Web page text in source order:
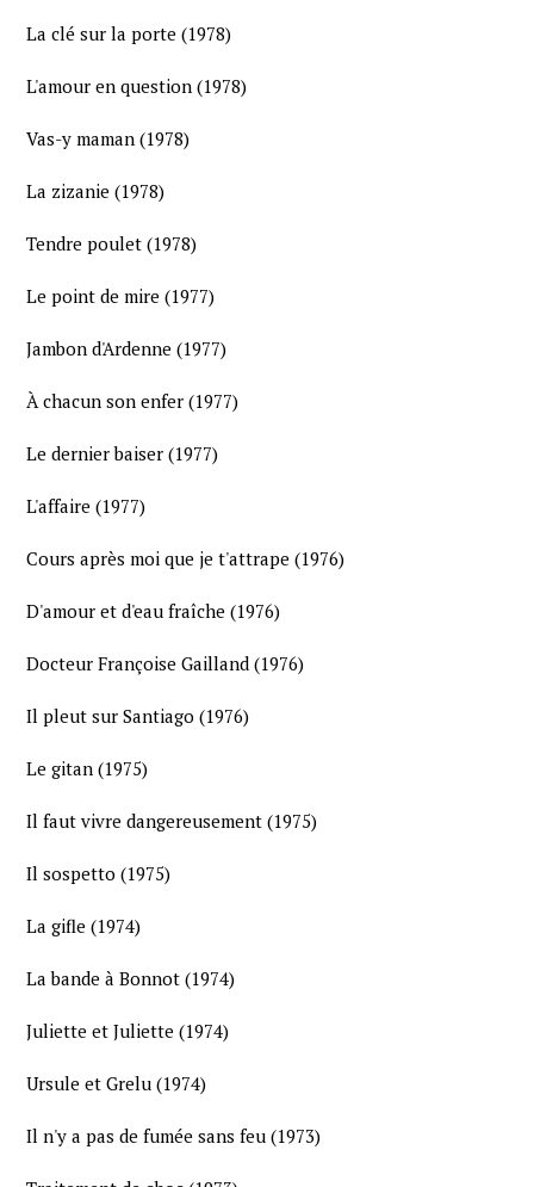
La clé sur la porte (1978)
L'amour en question (1978)
Vas-y maman (1978)
La zizanie (1978)
Tendre poulet (1978)
Le point de mire (1977)
Jambon d'Ardenne (1977)
À chacun son enfer (1977)
Le dernier baiser (1977)
L'affaire (1977)
Cours après moi que je t'attrape (1976)
D'amour et d'eau fraîche (1976)
Docteur Françoise Gailland (1976)
Il pleut sur Santiago (1976)
Le gitan (1975)
Il faut vivre dangereusement (1975)
Il sospetto (1975)
La gifle (1974)
La bande à Bonnot (1974)
Juliette et Juliette (1974)
Ursule et Grelu (1974)
Il n'y a pas de fumée sans feu (1973)